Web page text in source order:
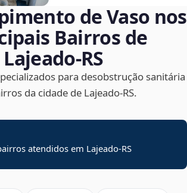
de Vaso nos
Bairros de
Lajeado‑RS
para desobstrução sanitária
da cidade de Lajeado‑RS.
atendidos em Lajeado-RS